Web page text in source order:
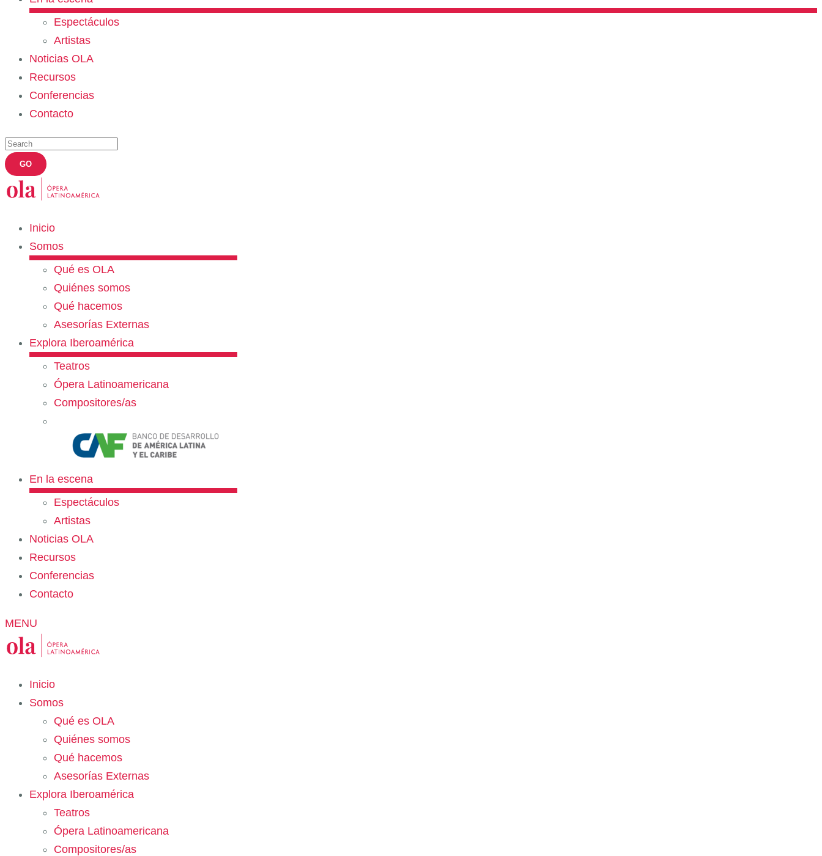
Espectáculos
Artistas
Noticias OLA
Recursos
Conferencias
Contacto
Inicio
Somos
Qué es OLA
Quiénes somos
Qué hacemos
Asesorías Externas
Explora Iberoamérica
Teatros
Ópera Latinoamericana
Compositores/as
En la escena
Espectáculos
Artistas
Noticias OLA
Recursos
Conferencias
Contacto
MENU
Inicio
Somos
Qué es OLA
Quiénes somos
Qué hacemos
Asesorías Externas
Explora Iberoamérica
Teatros
Ópera Latinoamericana
Compositores/as